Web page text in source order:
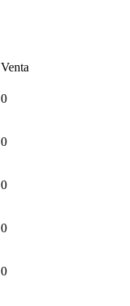
Venta
0
0
0
0
0